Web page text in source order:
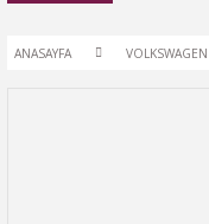
ANASAYFA VOLKSWAGEN